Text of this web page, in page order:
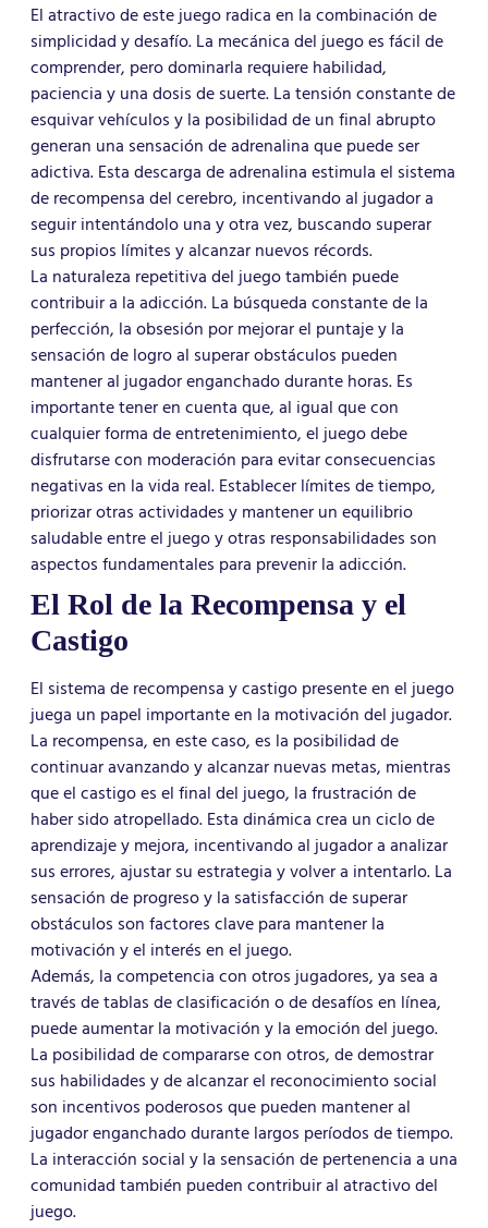
El atractivo de este juego radica en la combinación de
simplicidad y desafío. La mecánica del juego es fácil de
comprender, pero dominarla requiere habilidad,
paciencia y una dosis de suerte. La tensión constante de
esquivar vehículos y la posibilidad de un final abrupto
generan una sensación de adrenalina que puede ser
adictiva. Esta descarga de adrenalina estimula el sistema
de recompensa del cerebro, incentivando al jugador a
seguir intentándolo una y otra vez, buscando superar
sus propios límites y alcanzar nuevos récords.
La naturaleza repetitiva del juego también puede
contribuir a la adicción. La búsqueda constante de la
perfección, la obsesión por mejorar el puntaje y la
sensación de logro al superar obstáculos pueden
mantener al jugador enganchado durante horas. Es
importante tener en cuenta que, al igual que con
cualquier forma de entretenimiento, el juego debe
disfrutarse con moderación para evitar consecuencias
negativas en la vida real. Establecer límites de tiempo,
priorizar otras actividades y mantener un equilibrio
saludable entre el juego y otras responsabilidades son
aspectos fundamentales para prevenir la adicción.
El Rol de la Recompensa y el
Castigo
El sistema de recompensa y castigo presente en el juego
juega un papel importante en la motivación del jugador.
La recompensa, en este caso, es la posibilidad de
continuar avanzando y alcanzar nuevas metas, mientras
que el castigo es el final del juego, la frustración de
haber sido atropellado. Esta dinámica crea un ciclo de
aprendizaje y mejora, incentivando al jugador a analizar
sus errores, ajustar su estrategia y volver a intentarlo. La
sensación de progreso y la satisfacción de superar
obstáculos son factores clave para mantener la
motivación y el interés en el juego.
Además, la competencia con otros jugadores, ya sea a
través de tablas de clasificación o de desafíos en línea,
puede aumentar la motivación y la emoción del juego.
La posibilidad de compararse con otros, de demostrar
sus habilidades y de alcanzar el reconocimiento social
son incentivos poderosos que pueden mantener al
jugador enganchado durante largos períodos de tiempo.
La interacción social y la sensación de pertenencia a una
comunidad también pueden contribuir al atractivo del
juego.